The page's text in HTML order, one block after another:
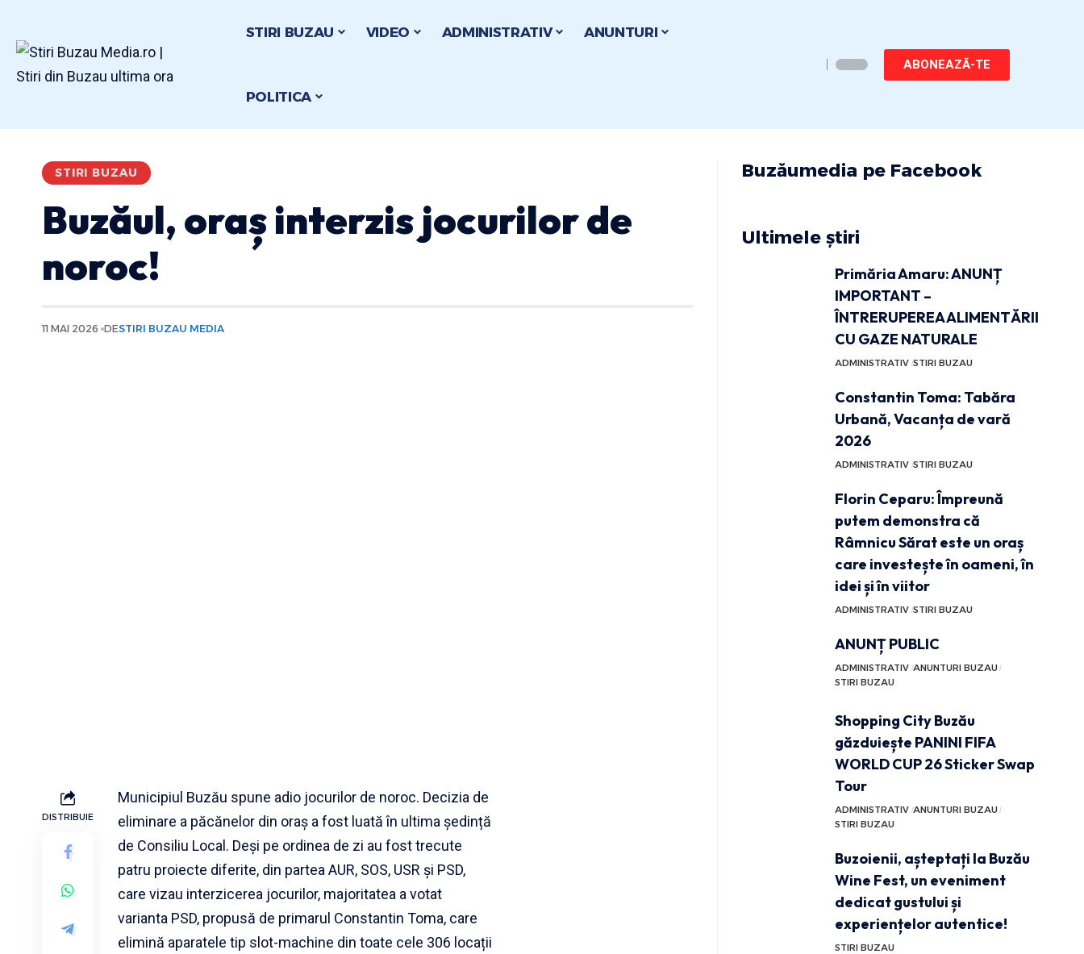
STIRI BUZAU VIDEO ADMINISTRATIV ANUNTURI
POLITICA
ABONEAZĂ-TE
STIRI BUZAU
Buzăul, oraș interzis jocurilor de
noroc!
11 MAI 2026 DESTIRI BUZAU MEDIA
DISTRIBUIE
Municipiul Buzău spune adio jocurilor de noroc. Decizia de
eliminare a păcănelor din oraș a fost luată în ultima ședință
de Consiliu Local. Deși pe ordinea de zi au fost trecute
patru proiecte diferite, din partea AUR, SOS, USR și PSD,
care vizau interzicerea jocurilor, majoritatea a votat
varianta PSD, propusă de primarul Constantin Toma, care
elimină aparatele tip slot-machine din toate cele 306 locații
Buzăumedia pe Facebook
Ultimele știri
Primăria Amaru: ANUNȚ
IMPORTANT –
ÎNTRERUPEREA ALIMENTĂRII
CU GAZE NATURALE
ADMINISTRATIV STIRI BUZAU
Constantin Toma: Tabăra
Urbană, Vacanța de vară
2026
ADMINISTRATIV STIRI BUZAU
Florin Ceparu: Împreună
putem demonstra că
Râmnicu Sărat este un oraș
care investește în oameni, în
idei și în viitor
ADMINISTRATIV STIRI BUZAU
ANUNȚ PUBLIC
ADMINISTRATIV ANUNTURI BUZAU
STIRI BUZAU
Shopping City Buzău
găzduiește PANINI FIFA
WORLD CUP 26 Sticker Swap
Tour
ADMINISTRATIV ANUNTURI BUZAU
STIRI BUZAU
Buzoienii, așteptați la Buzău
Wine Fest, un eveniment
dedicat gustului și
experiențelor autentice!
STIRI BUZAU